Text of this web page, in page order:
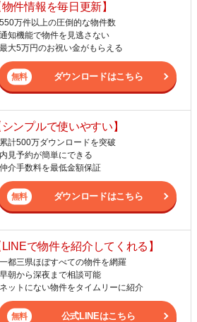
物件情報を毎日更新】
550万件以上の圧倒的な物件数
通知機能で物件を見逃さない
最大5万円のお祝い金がもらえる
ダウンロードはこちら
シンプルで使いやすい】
累計500万ダウンロードを突破
内見予約が簡単にできる
仲介手数料を最低金額保証
ダウンロードはこちら
LINEで物件を紹介してくれる】
一都三県ほぼすべての物件を網羅
早朝から深夜まで相談可能
ネットにない物件をタイムリーに紹介
公式LINEはこちら